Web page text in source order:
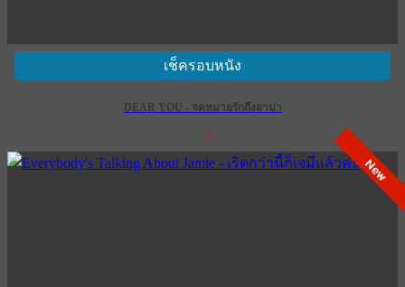
เช็ครอบหนัง
DEAR YOU - จดหมายรักถึงอาม่า
5 0
New